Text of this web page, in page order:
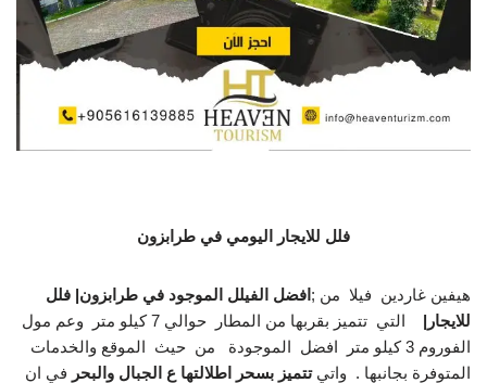
فلل للايجار اليومي في طرابزون
هيفين غاردين فيلا من ; افضل الفيلل الموجود في طرابزون| فلل
للايجار|
التي تتميز بقربها من المطار حوالي 7 كيلو متر وعم مول
الفوروم 3 كيلو متر افضل الموجودة من حيث الموقع والخدمات
المتوفرة بجانبها . واتي تتميز بسحر اطلالتها ع الجبال والبحر في ان